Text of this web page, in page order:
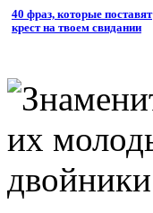
40 фраз, которые поставят
крест на твоем свидании